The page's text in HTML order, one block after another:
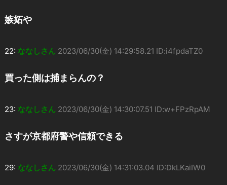
嫉妬や
22: ななしさん 2023/06/30(金) 14:29:58.21 ID:i4fpdaTZ0
買った側は捕まらんの？
23: ななしさん 2023/06/30(金) 14:30:07.51 ID:w+FPzRpAM
さすが京都府警や信頼できる
29: ななしさん 2023/06/30(金) 14:31:03.04 ID:DkLKaiIW0